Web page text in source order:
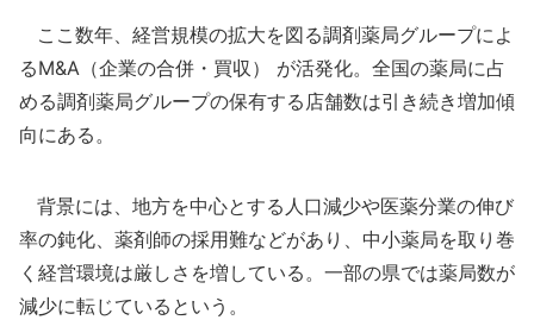
ここ数年、経営規模の拡大を図る調剤薬局グループによ
るM&A（企業の合併・買収） が活発化。全国の薬局に占
める調剤薬局グループの保有する店舗数は引き続き増加傾
向にある。
背景には、地方を中心とする人口減少や医薬分業の伸び
率の鈍化、薬剤師の採用難などがあり、中小薬局を取り巻
く経営環境は厳しさを増している。一部の県では薬局数が
減少に転じているという。